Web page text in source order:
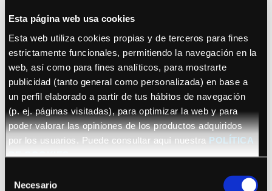
Esta página web usa cookies
Esta web utiliza cookies propias y de terceros para fines
estrictamente funcionales, permitiendo la navegación en la
web, así como para fines analíticos, para mostrarte
publicidad (tanto general como personalizada) en base a
un perfil elaborado a partir de tus hábitos de navegación
(p. ej. páginas visitadas), para optimizar la web y para
poder valorar las opiniones de los productos adquiridos
por los usuarios. Puede consultar aquí nuestra POLÍTICA
DE COOKIES
Necesario
October 22, 2026 (Barcelona)
Sananda Maitreya